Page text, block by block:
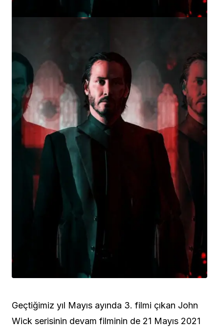
Geçtiğimiz yıl Mayıs ayında 3. filmi çıkan John
Wick serisinin devam filminin de 21 Mayıs 2021